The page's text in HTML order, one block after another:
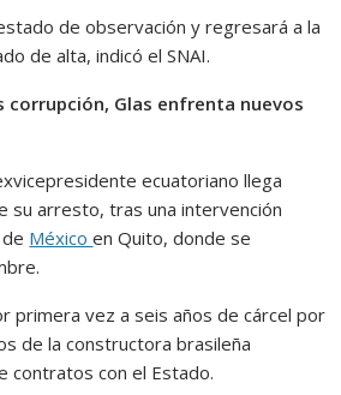
de observación y regresará a la
de alta, indicó el SNAI.
corrupción, Glas enfrenta nuevos
ecuatoriano llega
su arresto, tras una intervención
Méxicoen Quito, donde se
primera vez a seis años de cárcel por
de la constructora brasileña
contratos con el Estado.